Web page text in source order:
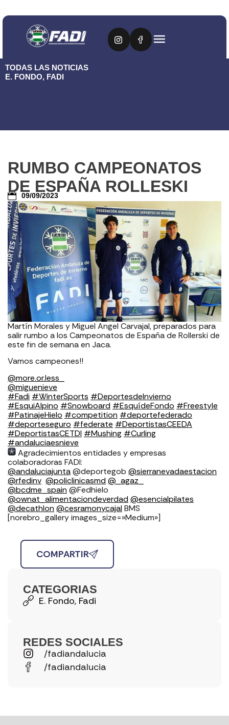
TODAS LAS NOTICIAS
E. FONDO, FADI
RUMBO CAMPEONATOS
DE ESPAÑA ROLLESKI
09/09/2023
Martín Morales y Miguel Angel Carvajal, preparados para
salir rumbo a los Campeonatos de España de Rollerski de
este fin de semana en Jaca.
Vamos campeones!!
@more.or.less_
@miguenieve
#Fadi #WinterSports #DeportesdeInvierno
#EsquiAlpino #Snowboard #EsquídeFondo #Freestyle
#PatinajeHielo #competition #deportefederado
#deporteseguro #federate #DeportistasCEEDA
#DeportistasCETDI #Mushing #Curling
#andaluciaesnieve
Agradecimientos entidades y empresas
colaboradoras FADI: ⁣⁣⁣⁣⁣⁣⁣⁣⁣⁣⁣⁣⁣⁣⁣⁣⁣⁣
@andaluciajunta@deportegob ⁣⁣⁣ @sierranevadaestacion
@rfedinv @policlinicasmd @_agaz_
@bcdme_spain @Fedhielo
@ownat_alimentaciondeverdad @esencialpilates
@decathlon @cesramonycajalBMS
[norebro_gallery images_size=»Medium»]
COMPARTIR
CATEGORIAS
E. Fondo, Fadi
REDES SOCIALES
/fadiandalucia
/fadiandalucia